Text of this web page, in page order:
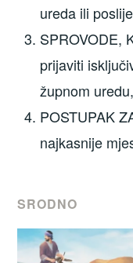
ureda ili
SPROVODE,
prijaviti
župnom
POSTUPAK
najkasnije
SRODNO